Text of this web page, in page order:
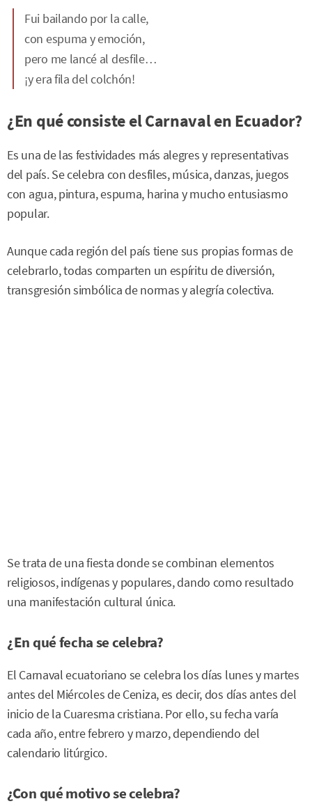
Fui bailando por la calle,
con espuma y emoción,
pero me lancé al desfile…
¡y era fila del colchón!
¿En qué consiste el Carnaval en Ecuador?
Es una de las festividades más alegres y representativas
del país. Se celebra con desfiles, música, danzas, juegos
con agua, pintura, espuma, harina y mucho entusiasmo
popular.
Aunque cada región del país tiene sus propias formas de
celebrarlo, todas comparten un espíritu de diversión,
transgresión simbólica de normas y alegría colectiva.
Se trata de una fiesta donde se combinan elementos
religiosos, indígenas y populares, dando como resultado
una manifestación cultural única.
¿En qué fecha se celebra?
El Carnaval ecuatoriano se celebra los días lunes y martes
antes del Miércoles de Ceniza, es decir, dos días antes del
inicio de la Cuaresma cristiana. Por ello, su fecha varía
cada año, entre febrero y marzo, dependiendo del
calendario litúrgico.
¿Con qué motivo se celebra?